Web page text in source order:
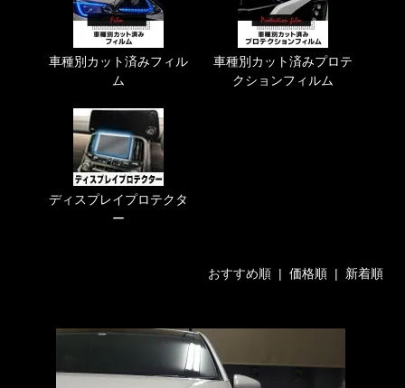
車種別カット済みフィル
ム
車種別カット済みプロテ
クションフィルム
ディスプレイプロテクタ
ー
おすすめ順 | 価格順| 新着順